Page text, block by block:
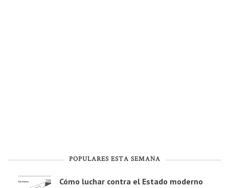
POPULARES ESTA SEMANA
Cómo luchar contra el Estado moderno